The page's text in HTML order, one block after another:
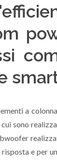
a
sono
e per